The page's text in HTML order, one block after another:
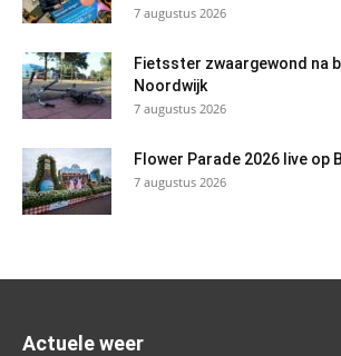
7 augustus 2026
Fietsster zwaargewond na
Noordwijk
7 augustus 2026
Flower Parade 2026 live op
7 augustus 2026
Actuele weer